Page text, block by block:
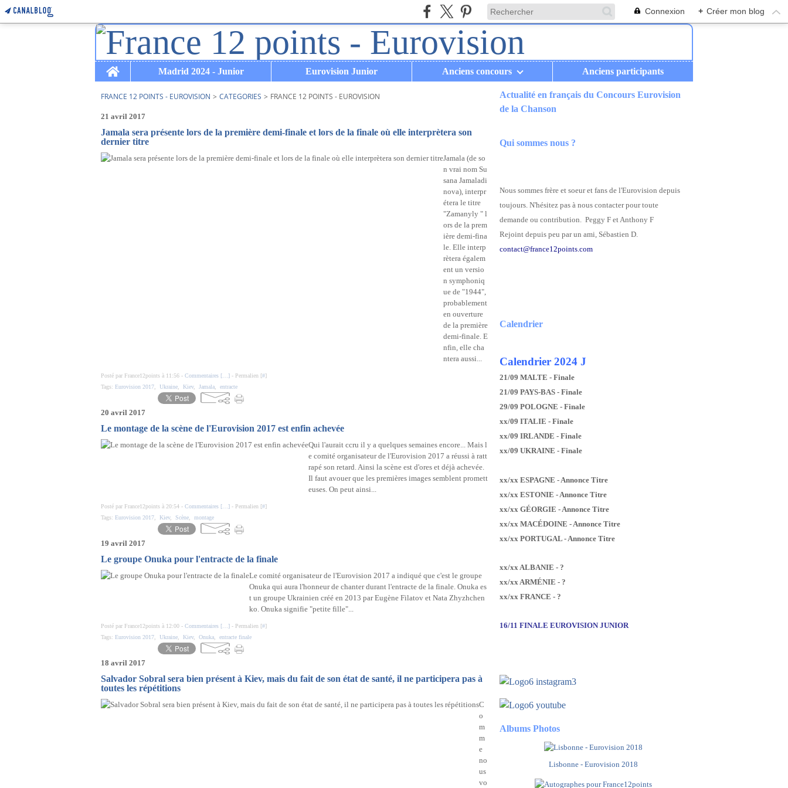
Connexion + Créer mon blog
Home
Madrid 2024 - Junior Eurovision Junior Anciens concours Anciens participants
FRANCE 12 POINTS - EUROVISION > CATEGORIES > FRANCE 12 POINTS - EUROVISION
21 avril 2017
Jamala sera présente lors de la première demi-finale et lors de la finale où elle interprètera son
dernier titre
Jamala (de so
n vrai nom Su
sana Jamaladi
nova), interpr
étera le titre
"Zamanyly " l
ors de la prem
ière demi-fina
le. Elle interp
rètera égalem
ent un versio
n symphoniq
ue de "1944",
probablement
en ouverture
de la première
demi-finale. E
nfin, elle cha
ntera aussi...
Posté par France12points à 11:56 - Commentaires [ ] - Permalien [#]
Tags: Eurovision 2017 Ukraine Kiev, Jamala entracte
20 avril 2017
Le montage de la scène de l'Eurovision 2017 est enfin achevée
Qui l'aurait ccru il y a quelques semaines encore... Mais l
e comité organisateur de l'Eurovision 2017 a réussi à ratt
rapé son retard. Ainsi la scène est d'ores et déjà achevée.
Il faut avouer que les premières images semblent promett
euses. On peut ainsi...
Posté par France12points à 20:54 - Commentaires [ ] - Permalien [#]
Tags: Eurovision 2017 Kiev, Scène montage
19 avril 2017
Le groupe Onuka pour l'entracte de la finale
Le comité organisateur de l'Eurovision 2017 a indiqué que c'est le groupe
Onuka qui aura l'honneur de chanter durant l'entracte de la finale. Onuka es
t un groupe Ukrainien créé en 2013 par Eugène Filatov et Nata Zhyzhchen
ko. Onuka signifie "petite fille"...
Posté par France12points à 12:00 - Commentaires [ ] - Permalien [#]
Tags: Eurovision 2017 Ukraine Kiev, Onuka entracte finale
18 avril 2017
Salvador Sobral sera bien présent à Kiev, mais du fait de son état de santé, il ne participera pas à
toutes les répétitions
C
o
m
m
e
no
us
vo
Actualité en français du Concours Eurovision
de la Chanson
Qui sommes nous ?
Nous sommes frère et soeur et fans de l'Eurovision depuis
toujours. N'hésitez pas à nous contacter pour toute
demande ou contribution. Peggy F et Anthony F
Rejoint depuis peu par un ami, Sébastien D.
contact@france12points.com
Calendrier
Calendrier 2024 J
21/09 MALTE - Finale
21/09 PAYS-BAS - Finale
29/09 POLOGNE - Finale
xx/09 ITALIE - Finale
xx/09 IRLANDE - Finale
xx/09 UKRAINE - Finale
xx/xx ESPAGNE - Annonce Titre
xx/xx ESTONIE - Annonce Titre
xx/xx GÉORGIE - Annonce Titre
xx/xx MACÉDOINE - Annonce Titre
xx/xx PORTUGAL - Annonce Titre
xx/xx ALBANIE - ?
xx/xx ARMÉNIE - ?
xx/xx FRANCE - ?
16/11 FINALE EUROVISION JUNIOR
Albums Photos
Lisbonne - Eurovision 2018